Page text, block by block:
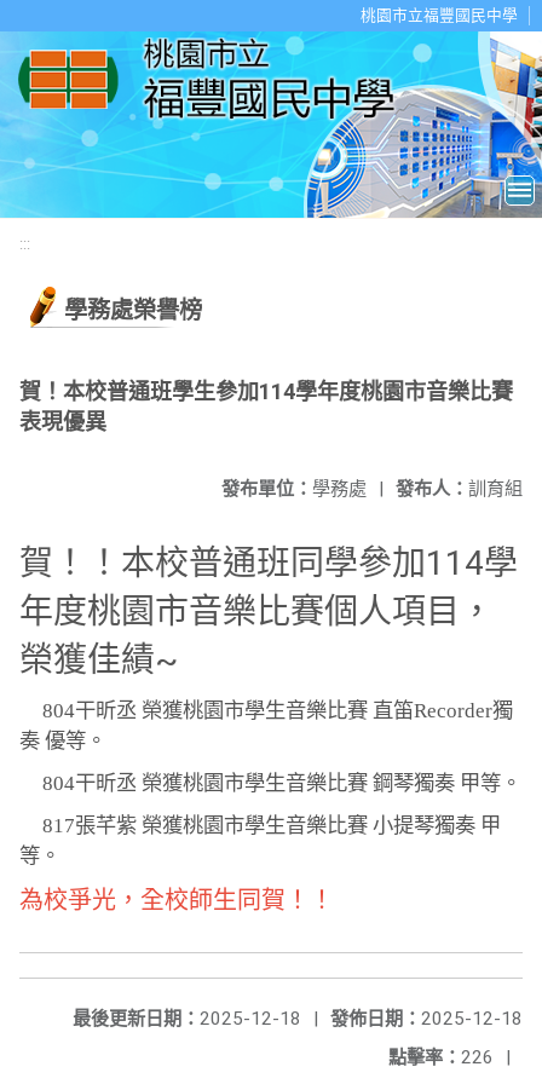
桃園市立福豐國民中學
:::
學務處榮譽榜
賀！本校普通班學生參加114學年度桃園市音樂比賽
表現優異
發布人： 訓育組
發布單位： 學務處 |
賀！！本校普通班同學參加114學
年度桃園市音樂比賽個人項目，
榮獲佳績~
804干昕丞 榮獲桃園市學生音樂比賽 直笛Recorder獨
奏 優等。
804干昕丞 榮獲桃園市學生音樂比賽 鋼琴獨奏 甲等。
817張芊紫 榮獲桃園市學生音樂比賽 小提琴獨奏 甲
等。
為校爭光，全校師生同賀！！
發佈日期： 2025-12-18
最後更新日期： 2025-12-18
|
點擊率： 226 |